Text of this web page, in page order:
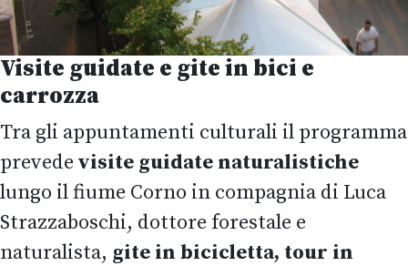
Visite guidate e gite in bici e
carrozza
Tra gli appuntamenti culturali il programma
prevede visite guidate naturalistiche
lungo il fiume Corno in compagnia di Luca
Strazzaboschi, dottore forestale e
naturalista, gite in bicicletta, tour in